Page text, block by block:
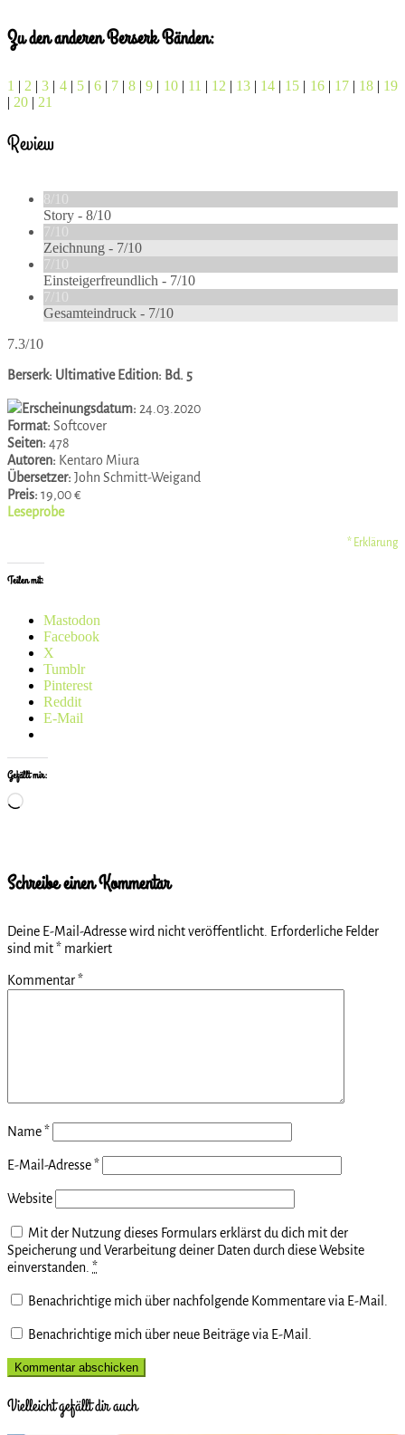
Zu den anderen Berserk Bänden:
1 | 2 |3 | 4| 5| 6| 7 |8 |9 | 10| 11 | 12 | 13 | 14 | 15 | 16| 17| 18| 19
| 20 | 21
Review
8/10
Story - 8/10
7/10
Zeichnung - 7/10
7/10
Einsteigerfreundlich - 7/10
7/10
Gesamteindruck - 7/10
7.3/10
Berserk: Ultimative Edition: Bd. 5
Erscheinungsdatum: 24.03.2020
Format: Softcover
Seiten: 478
Autoren: Kentaro Miura
Übersetzer: John Schmitt-Weigand
Preis: 19,00 €
Leseprobe
* Erklärung
Teilen mit:
Mastodon
Facebook
X
Tumblr
Pinterest
Reddit
E-Mail
Gefällt mir:
Wird
Schreibe einen Kommentar
Deine E-Mail-Adresse wird nicht veröffentlicht. Erforderliche Felder
sind mit* markiert
Kommentar*
Name*
E-Mail-Adresse*
Website
Mit der Nutzung dieses Formulars erklärst du dich mit der
Speicherung und Verarbeitung deiner Daten durch diese Website
einverstanden. *
Benachrichtige mich über nachfolgende Kommentare via E-Mail.
Benachrichtige mich über neue Beiträge via E-Mail.
Vielleicht gefällt dir auch